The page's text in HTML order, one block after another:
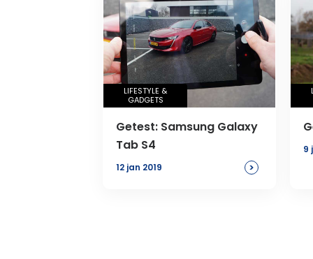
LIFESTYLE &
GADGETS
Getest: Samsung Galaxy
Tab S4
12 jan 2019 >
9